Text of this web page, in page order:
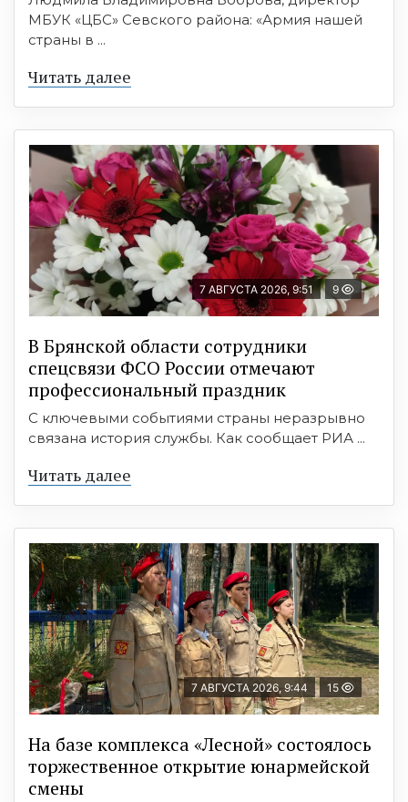
МБУК «ЦБС» Севского района: «Армия нашей
страны в ...
Читать далее
7 АВГУСТА 2026, 9:51 9
В Брянской области сотрудники
спецсвязи ФСО России отмечают
профессиональный праздник
С ключевыми событиями страны неразрывно
связана история службы. Как сообщает РИА ...
Читать далее
7 АВГУСТА 2026, 9:44 15
На базе комплекса «Лесной» состоялось
торжественное открытие юнармейской
смены